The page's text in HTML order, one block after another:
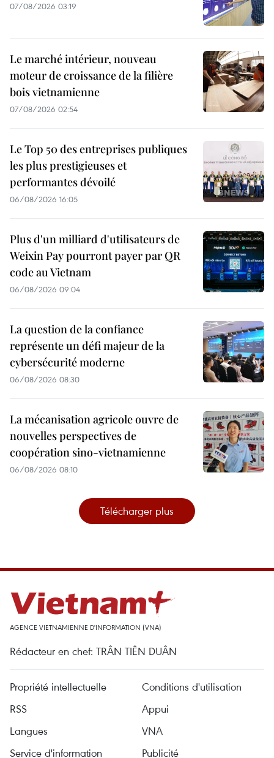
07/08/2026 03:19
Le marché intérieur, nouveau
moteur de croissance de la filière
bois vietnamienne
07/08/2026 02:54
Le Top 50 des entreprises publiques
les plus prestigieuses et
performantes dévoilé
06/08/2026 16:05
Plus d'un milliard d'utilisateurs de
Weixin Pay pourront payer par QR
code au Vietnam
06/08/2026 09:04
La question de la confiance
représente un défi majeur de la
cybersécurité moderne
06/08/2026 08:30
La mécanisation agricole ouvre de
nouvelles perspectives de
coopération sino-vietnamienne
06/08/2026 08:10
Télécharger plus
AGENCE VIETNAMIENNE D'INFORMATION (VNA)
Rédacteur en chef: TRÂN TIÊN DUÂN
Propriété intellectuelle
Conditions d'utilisation
RSS
Appui
Langues
VNA
Service d'information
Publicité